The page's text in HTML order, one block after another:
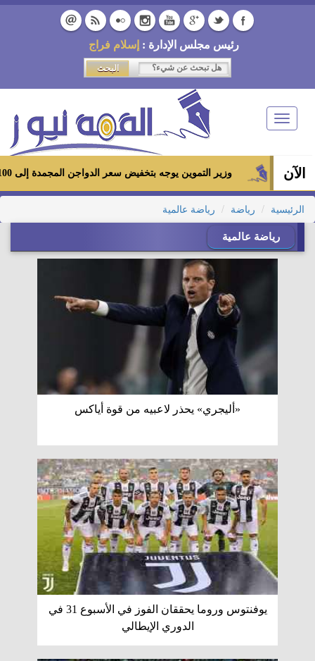
رئيس مجلس الإدارة : إسلام فراج
Toggle
navigation
الآن وزير التموين يوجه بتخفيض سعر الدواجن المجمدة إلى 100 جنيه للكيلو بالمجمعات الاستهلاكية ومعارض «أهلاً رمضان»
الرئيسية رياضة رياضة عالمية
رياضة عالمية
«أليجري» يحذر لاعبيه من قوة أياكس
يوفنتوس وروما يحققان الفوز في الأسبوع 31 في
الدوري الإيطالي